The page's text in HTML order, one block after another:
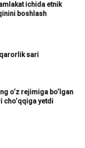
ichida etnik
boshlash
sari
o‘z rejimiga bo‘lgan
cho‘qqiga yetdi